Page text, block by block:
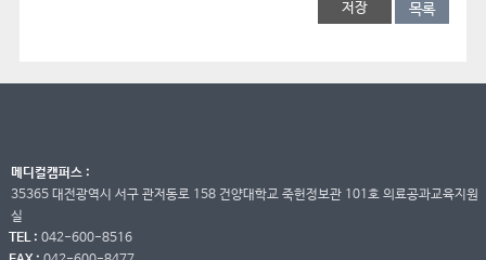
목록
메디컬캠퍼스 :
35365 대전광역시 서구 관저동로 158 건양대학교 죽헌정보관 101호 의료공과교육지원
실
TEL : 042-600-8516